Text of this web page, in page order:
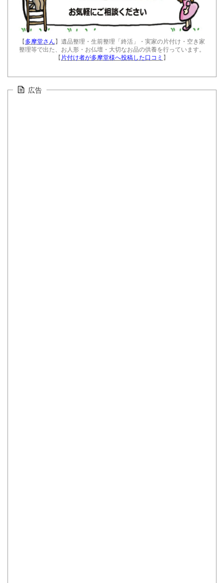
【多摩堂さん】遺品整理・生前整理「終活」・実家の片付け・空き家
整理等で出た、お人形・お仏壇・大切なお品の供養を行っています。
【 片付け者が多摩堂様へ投稿した口コミ 】
広告